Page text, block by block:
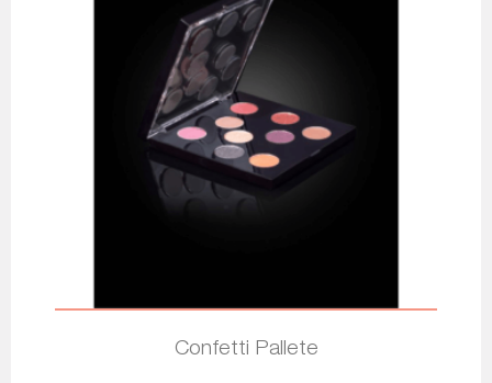
Confetti Pallete